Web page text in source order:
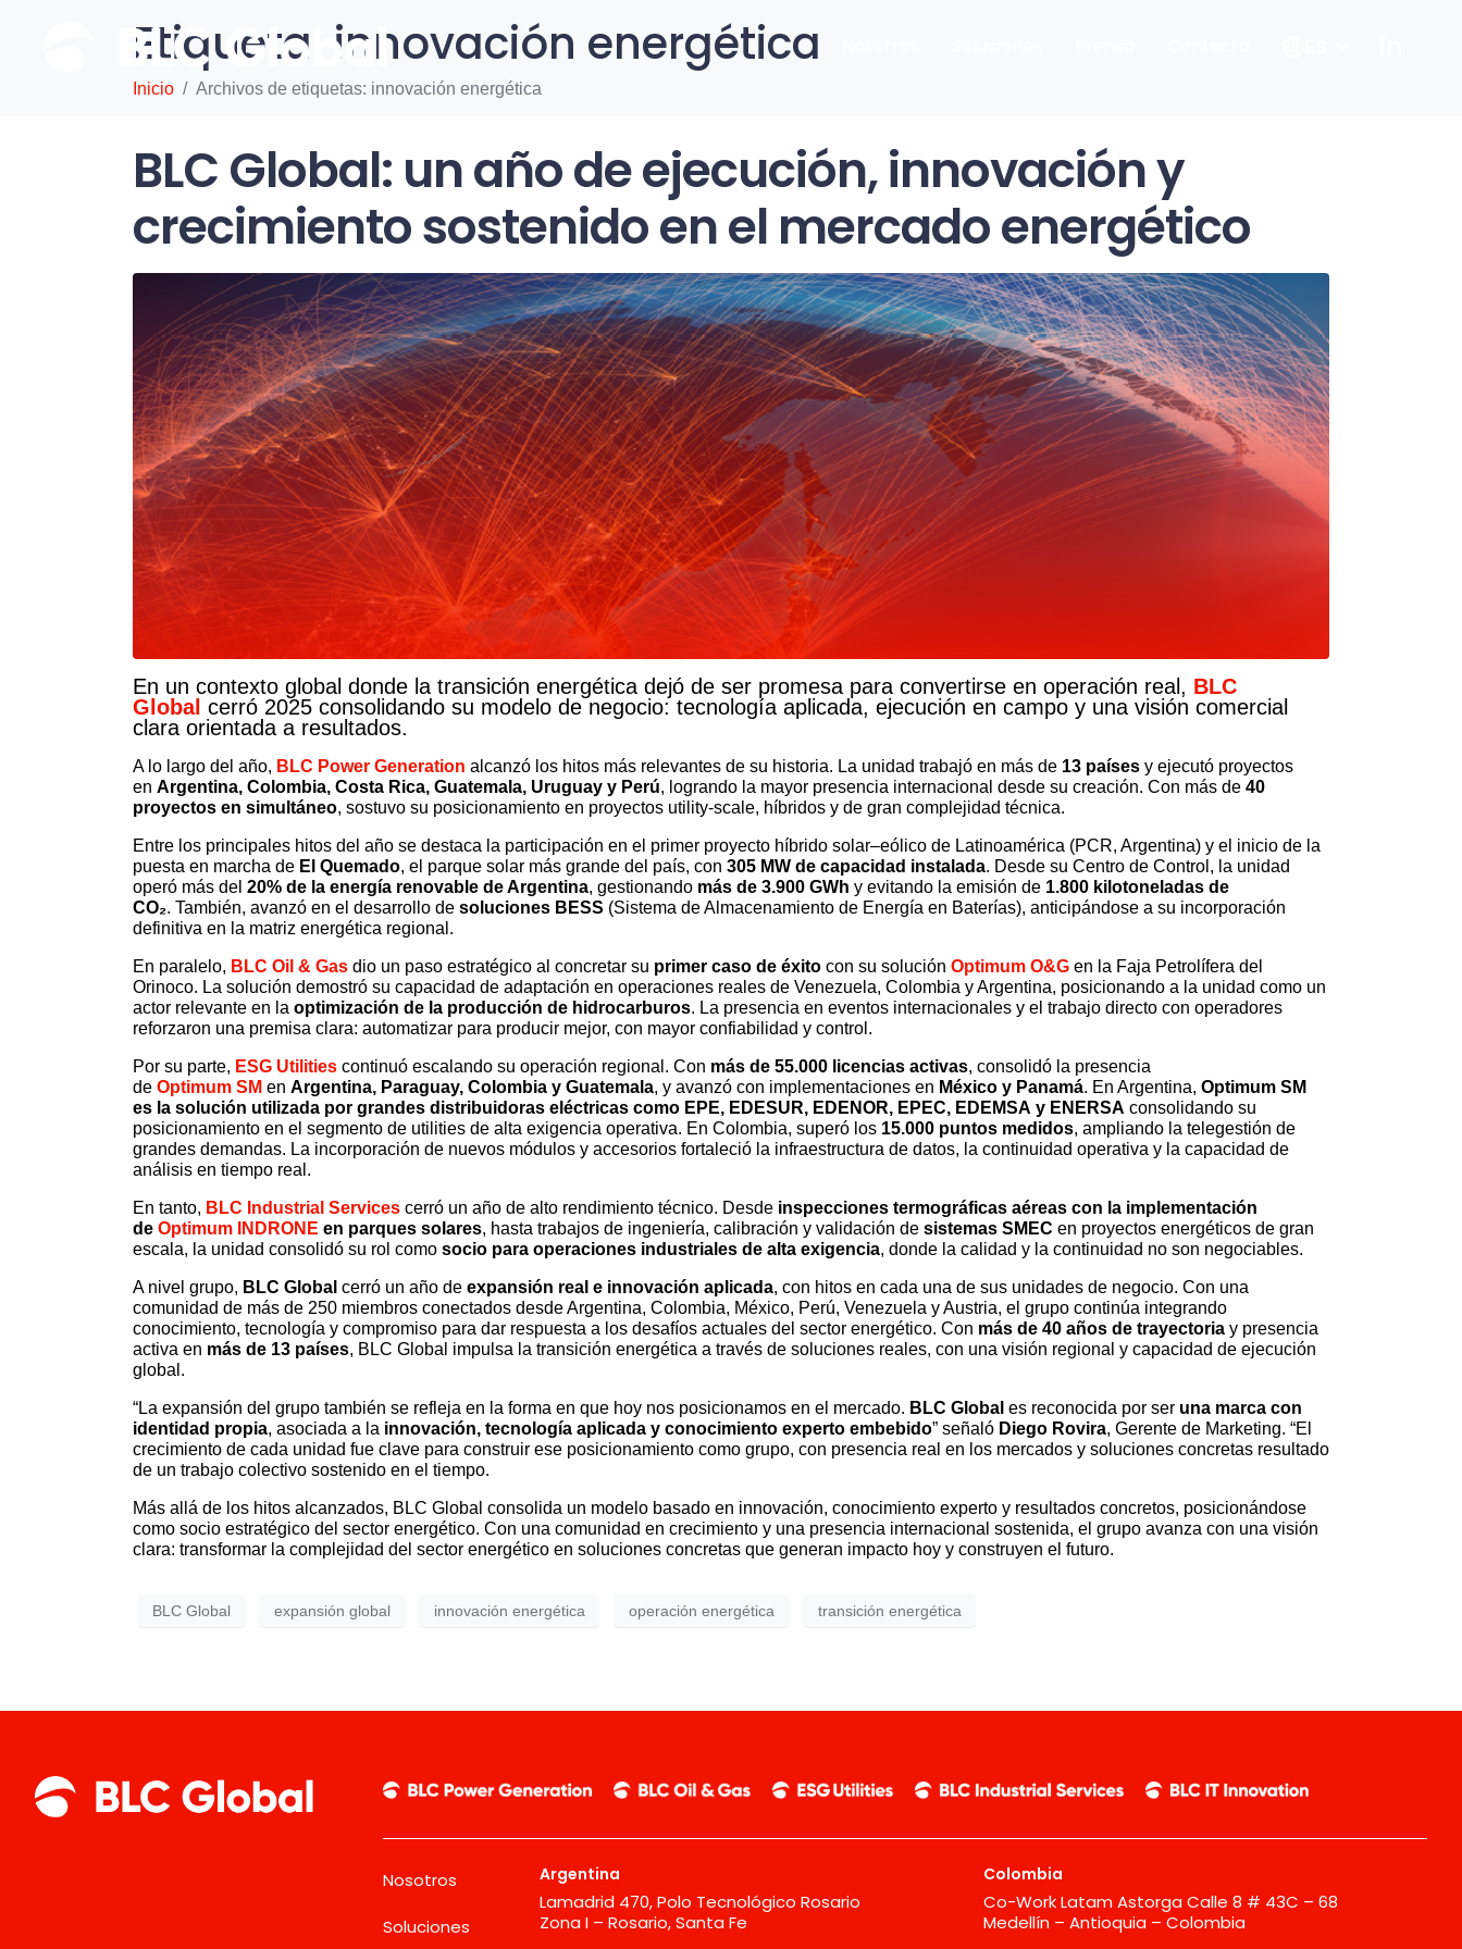
Etiqueta: innovación energética
Inicio Archivos de etiquetas: innovación energética
BLC Global: un año de ejecución, innovación y
crecimiento sostenido en el mercado energético
En un contexto global donde la transición energética dejó de ser promesa para convertirse en operación real, BLC
Global cerró 2025 consolidando su modelo de negocio: tecnología aplicada, ejecución en campo y una visión comercial
clara orientada a resultados.
A lo largo del año, BLC Power Generation alcanzó los hitos más relevantes de su historia. La unidad trabajó en más de 13 países y ejecutó proyectos
en Argentina, Colombia, Costa Rica, Guatemala, Uruguay y Perú, logrando la mayor presencia internacional desde su creación. Con más de 40
proyectos en simultáneo, sostuvo su posicionamiento en proyectos utility-scale, híbridos y de gran complejidad técnica.
Entre los principales hitos del año se destaca la participación en el primer proyecto híbrido solar–eólico de Latinoamérica (PCR, Argentina) y el inicio de la
puesta en marcha de El Quemado, el parque solar más grande del país, con 305 MW de capacidad instalada. Desde su Centro de Control, la unidad
operó más del 20% de la energía renovable de Argentina, gestionando más de 3.900 GWh y evitando la emisión de 1.800 kilotoneladas de
CO₂. También, avanzó en el desarrollo de soluciones BESS (Sistema de Almacenamiento de Energía en Baterías), anticipándose a su incorporación
definitiva en la matriz energética regional.
En paralelo, BLC Oil & Gas dio un paso estratégico al concretar su primer caso de éxito con su solución Optimum O&G en la Faja Petrolífera del
Orinoco. La solución demostró su capacidad de adaptación en operaciones reales de Venezuela, Colombia y Argentina, posicionando a la unidad como un
actor relevante en la optimización de la producción de hidrocarburos. La presencia en eventos internacionales y el trabajo directo con operadores
reforzaron una premisa clara: automatizar para producir mejor, con mayor confiabilidad y control.
Por su parte, ESG Utilities continuó escalando su operación regional. Con más de 55.000 licencias activas, consolidó la presencia
de Optimum SM en Argentina, Paraguay, Colombia y Guatemala, y avanzó con implementaciones en México y Panamá. En Argentina, Optimum SM
es la solución utilizada por grandes distribuidoras eléctricas como EPE, EDESUR, EDENOR, EPEC, EDEMSA y ENERSA consolidando su
posicionamiento en el segmento de utilities de alta exigencia operativa. En Colombia, superó los 15.000 puntos medidos, ampliando la telegestión de
grandes demandas. La incorporación de nuevos módulos y accesorios fortaleció la infraestructura de datos, la continuidad operativa y la capacidad de
análisis en tiempo real.
En tanto, BLC Industrial Services cerró un año de alto rendimiento técnico. Desde inspecciones termográficas aéreas con la implementación
de Optimum INDRONE en parques solares, hasta trabajos de ingeniería, calibración y validación de sistemas SMEC en proyectos energéticos de gran
escala, la unidad consolidó su rol como socio para operaciones industriales de alta exigencia, donde la calidad y la continuidad no son negociables.
A nivel grupo, BLC Global cerró un año de expansión real e innovación aplicada, con hitos en cada una de sus unidades de negocio. Con una
comunidad de más de 250 miembros conectados desde Argentina, Colombia, México, Perú, Venezuela y Austria, el grupo continúa integrando
conocimiento, tecnología y compromiso para dar respuesta a los desafíos actuales del sector energético. Con más de 40 años de trayectoria y presencia
activa en más de 13 países, BLC Global impulsa la transición energética a través de soluciones reales, con una visión regional y capacidad de ejecución
global.
“La expansión del grupo también se refleja en la forma en que hoy nos posicionamos en el mercado. BLC Global es reconocida por ser una marca con
identidad propia, asociada a la innovación, tecnología aplicada y conocimiento experto embebido” señaló Diego Rovira, Gerente de Marketing. “El
crecimiento de cada unidad fue clave para construir ese posicionamiento como grupo, con presencia real en los mercados y soluciones concretas resultado
de un trabajo colectivo sostenido en el tiempo.
Más allá de los hitos alcanzados, BLC Global consolida un modelo basado en innovación, conocimiento experto y resultados concretos, posicionándose
como socio estratégico del sector energético. Con una comunidad en crecimiento y una presencia internacional sostenida, el grupo avanza con una visión
clara: transformar la complejidad del sector energético en soluciones concretas que generan impacto hoy y construyen el futuro.
BLC Global expansión global innovación energética operación energética transición energética
Nosotros
Soluciones
Argentina
Lamadrid 470, Polo Tecnológico Rosario
Zona I – Rosario, Santa Fe
Colombia
Co-Work Latam Astorga Calle 8 # 43C – 68
Medellín – Antioquia – Colombia